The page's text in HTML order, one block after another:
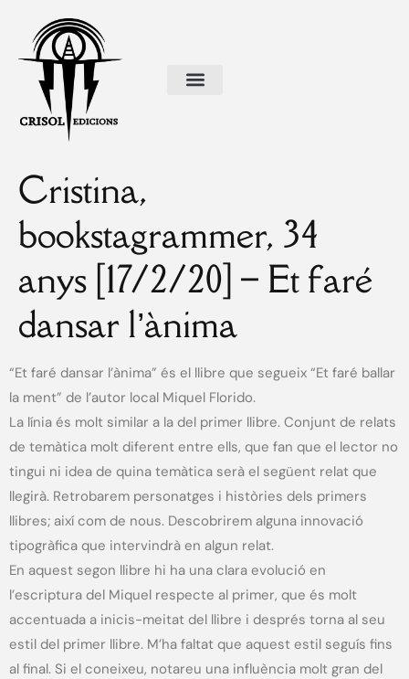
Cristina,
bookstagrammer, 34
anys [17/2/20] – Et faré
dansar l’ànima
“Et faré dansar l’ànima” és el llibre que segueix “Et faré ballar
la ment” de l’autor local Miquel Florido.
La línia és molt similar a la del primer llibre. Conjunt de relats
de temàtica molt diferent entre ells, que fan que el lector no
tingui ni idea de quina temàtica serà el següent relat que
llegirà. Retrobarem personatges i històries dels primers
llibres; així com de nous. Descobrirem alguna innovació
tipogràfica que intervindrà en algun relat.
En aquest segon llibre hi ha una clara evolució en
l’escriptura del Miquel respecte al primer, que és molt
accentuada a inicis-meitat del llibre i després torna al seu
estil del primer llibre. M’ha faltat que aquest estil seguís fins
al final. Si el coneixeu, notareu una influència molt gran del